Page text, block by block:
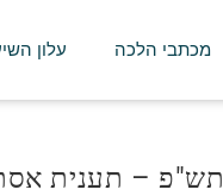
מכתבי הלכה עלון
תש"פ – תענית